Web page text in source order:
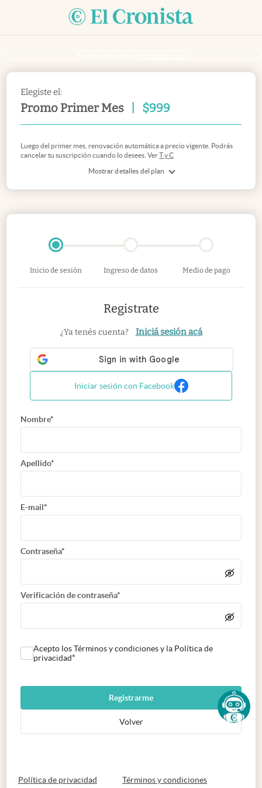
Elegiste el:
Promo Primer Mes $999
Mostrar detalles del plan
Luego del primer mes, renovación automática a precio vigente. Podrás
cancelar tu suscripción cuando lo desees. VerT y C
Inicio de sesión Ingreso de datos Medio de pago
Registrate
¿Ya tenés cuenta? Iniciá sesión acá
Iniciar sesión con Facebook
Nombre*
Apellido*
E-mail*
Contraseña*
Verificación de contraseña*
Acepto los Términos y condiciones y la Política de
privacidad*
Registrarme
Volver
Política de privacidad abre en nueva pestaña
Términos y condicionesabre en nueva